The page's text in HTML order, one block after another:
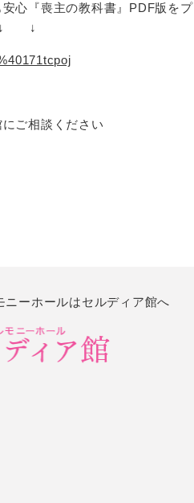
心『喪主の教科書』PDF版をプ
↓ ↓
ご相談ください
ニーホールはセルディア館へ